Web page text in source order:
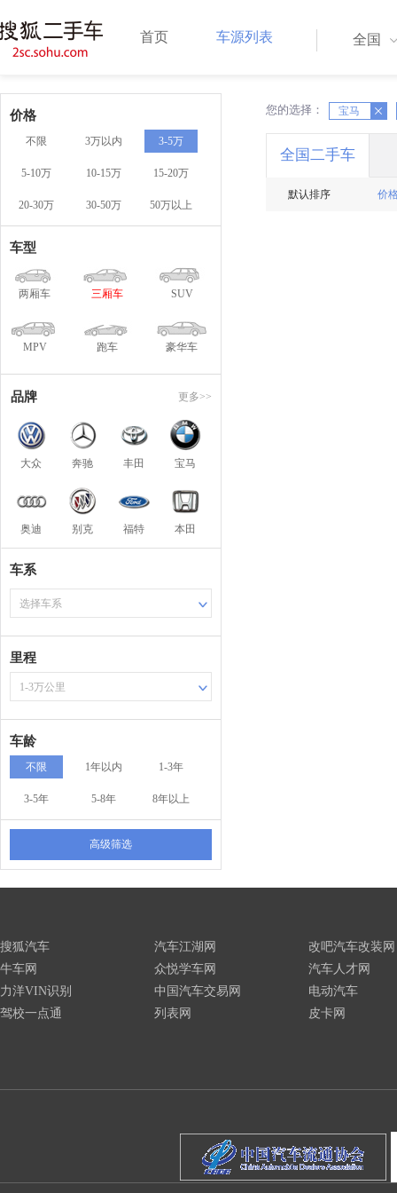
首页 车源列表 全国
价格
不限 3万以内 3-5万
5-10万 10-15万 15-20万
20-30万 30-50万 50万以上
车型
两厢车 三厢车 SUV
MPV 跑车 豪华车
品牌 更多>>
大众 奔驰 丰田 宝马
奥迪 别克 福特 本田
车系
选择车系
里程
1-3万公里
车龄
不限 1年以内 1-3年
3-5年 5-8年 8年以上
高级筛选
您的选择： 宝马
X X
全国二手车
默认排序 价
搜狐汽车
牛车网
力洋VIN识别
驾校一点通
汽车江湖网
众悦学车网
中国汽车交易网
列表网
改吧汽车改装网
汽车人才网
电动汽车
皮卡网